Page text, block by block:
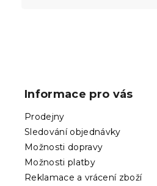
Informace pro vás
Prodejny
Sledování objednávky
Možnosti dopravy
Možnosti platby
Reklamace a vrácení zboží